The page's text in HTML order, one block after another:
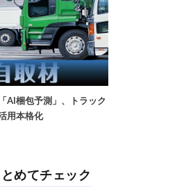
AI梱包予測」、トラック
用本格化
とめてチェック